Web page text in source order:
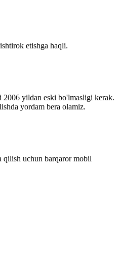
etishga haqli.
2006 yildan eski bo'lmasligi kerak.
yordam bera olamiz.
qilish uchun barqaror mobil